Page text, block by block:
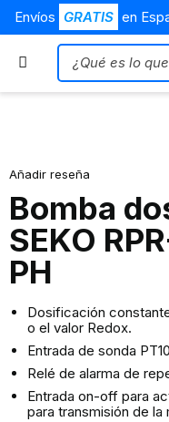
Envíos GRATIS en
Añadir reseña
Bomba
SEKO
PH
Dosificación
o el valor Redox.
Entrada de sonda
Relé de alarma de
Entrada on-off para
para transmisión de la